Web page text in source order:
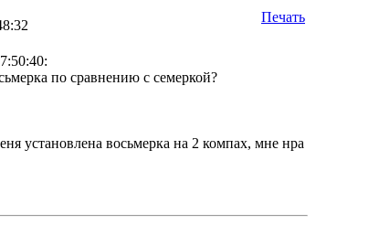
Печать
по сравнению с семеркой?
установлена восьмерка на 2 компах, мне нра